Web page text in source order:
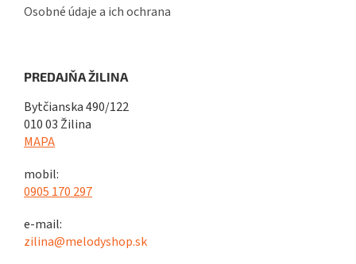
Osobné údaje a ich ochrana
PREDAJŇA ŽILINA
Bytčianska 490/122
010 03 Žilina
MAPA
mobil:
0905 170 297
e-mail:
zilina@melodyshop.sk